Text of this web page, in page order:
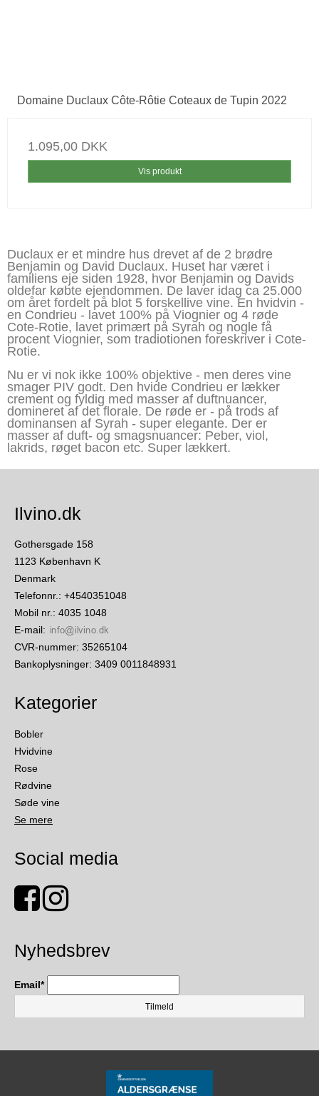
Domaine Duclaux Côte-Rôtie Coteaux de Tupin 2022
1.095,00 DKK
Vis produkt
Duclaux er et mindre hus drevet af de 2 brødre
Benjamin og David Duclaux. Huset har været i
familiens eje siden 1928, hvor Benjamin og Davids
oldefar købte ejendommen. De laver idag ca 25.000
om året fordelt på blot 5 forskellive vine. En hvidvin -
en Condrieu - lavet 100% på Viognier og 4 røde
Cote-Rotie, lavet primært på Syrah og nogle få
procent Viognier, som tradiotionen foreskriver i Cote-
Rotie.
Nu er vi nok ikke 100% objektive - men deres vine
smager PIV godt. Den hvide Condrieu er lækker
crement og fyldig med masser af duftnuancer,
domineret af det florale. De røde er - på trods af
dominansen af Syrah - super elegante. Der er
masser af duft- og smagsnuancer: Peber, viol,
lakrids, røget bacon etc. Super lækkert.
Ilvino.dk
Gothersgade 158
1123 København K
Denmark
Telefonnr.: +4540351048
Mobil nr.: 4035 1048
E-mail:
CVR-nummer: 35265104
Bankoplysninger: 3409 0011848931
Kategorier
Bobler
Hvidvine
Rose
Rødvine
Søde vine
Se mere
Social media
Nyhedsbrev
Email*